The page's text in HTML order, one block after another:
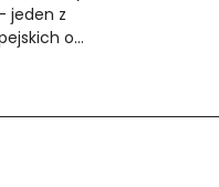
jeden z
o…